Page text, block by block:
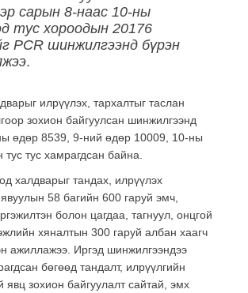
сарын 8-наас 10-ны
тус хороодын 20176
PCR шинжилгээнд бүрэн
.
илрүүлэх, тархалтыг таслан
зохион байгуулсан шинжилгээнд
өдөр 8539, 9-ний өдөр 10009, 10-ны
тус хамрагдсан байна.
халдварыг тандах, илрүүлэх
58 багийн 600 гаруй эмч,
болон цагдаа, тагнуул, онцгой
хяналтын 300 гаруй албан хаагч
ажиллажээ. Иргэд шинжилгээндээ
бөгөөд тандалт, илрүүлгийн
явц зохион байгуулалт сайтай, эмх